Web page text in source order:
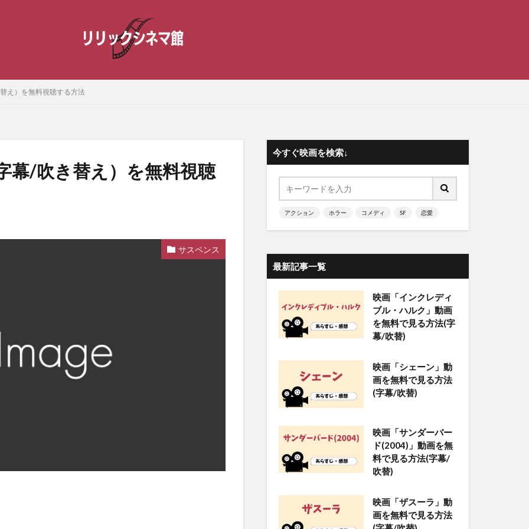
え）を無料視聴する方法
幕/吹き替え）を無料視聴
サスペンス
今すぐ映画を検索↓
アクション ホラー コメディ SF 恋愛
最新記事一覧
映画「インクレディ
ブル・ハルク」動画
を無料で見る方法(字
幕/吹替)
映画「シェーン」動
画を無料で見る方法
(字幕/吹替)
映画「サンダーバー
ド(2004)」動画を無
料で見る方法(字幕/
吹替)
映画「ザスーラ」動
画を無料で見る方法